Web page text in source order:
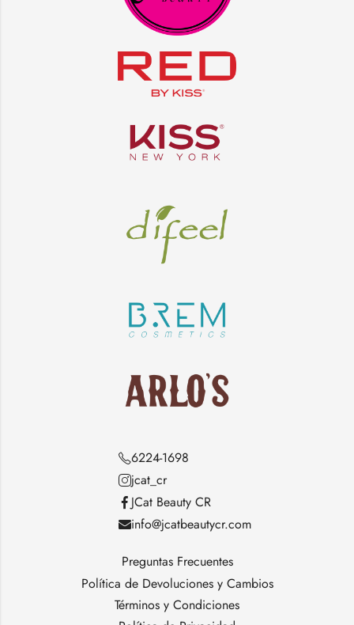
6224-1698
jcat_cr
JCat Beauty CR
info@jcatbeautycr.com
Preguntas Frecuentes
Política de Devoluciones y Cambios
Términos y Condiciones